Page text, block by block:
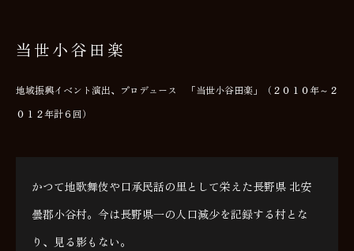
当世小谷田楽
地域振興イベント演出、プロデュース 「当世小谷田楽」（２０１０年～２
０１２年計６回）
かつて地歌舞伎や口承民話の里として栄えた長野県 北安
曇郡小谷村。今は長野県一の人口減少を記録する村とな
り、見る影もない。